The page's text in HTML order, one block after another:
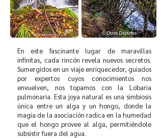
En este fascinante lugar de maravillas
infinitas, cada rincón revela nuevos secretos.
Sumergidos en un viaje enriquecedor, guiados
por expertos cuyos conocimientos nos
envuelven, nos topamos con la Lobaria
pulmonaria. Esta joya natural es una simbiosis
única entre un alga y un hongo, donde la
magia de la asociación radica en la humedad
que el hongo provee al alga, permitiéndole
subsistir fuera del agua.